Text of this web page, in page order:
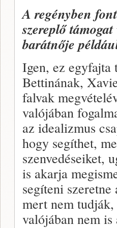
A regényben
szereplő
barátnője
Igen, ez egyfajta
Bettinának,
falvak
valójában
az idealizmus
hogy segíthet,
szenvedéseiket,
is akarja
segíteni
mert nem tudják,
valójában nem